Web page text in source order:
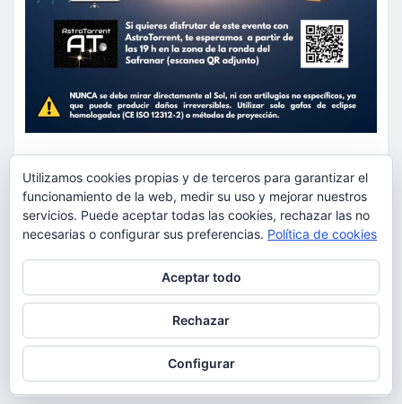
MEDIO AMBIENTE
OCIO
AstroTorrent organiza una
observación pública del eclipse
total de Sol del 12 de agosto en
Torrent en el Safranar junto a
las vías del AVE
Ago 5, 2026
Utilizamos cookies propias y de terceros para garantizar el
funcionamiento de la web, medir su uso y mejorar nuestros
servicios. Puede aceptar todas las cookies, rechazar las no
necesarias o configurar sus preferencias. Política de cookies
Aceptar todo
Rechazar
Configurar
Para obtener más información, incluido cómo gestionar las cookies,